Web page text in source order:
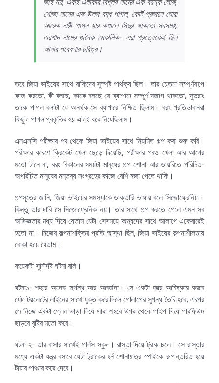
শোভা নামের এক উলঙ্গ বদ্ধ পাগল, কোর্ট প্রাঙ্গনে ঘোরা
আরেক নারী পাগল যার কপালে সিদুর থাকতো সবসময়,
এরশাদ নামের জনৈক মেকানিক– এরা প্রত্যেকেই ছিল
আমার গবেষণার চরিত্র।
তবে জিয়া ভাইয়ের সাথে বাকিদের সুস্পষ্ট পার্থক্য ছিল। তার চেতনা সম্পূর্ণরূপে
কাজ করতো, কী বলছে, কাকে বলছে সে ব্যাপারে সম্পূর্ণ সজাগ থাকতো, সুতরাং
তাকে পাগল বলাটা যে অনর্থক সে ব্যাপারে নিশ্চিত ছিলাম। বরং প্রতিভাবানরা
কিছুটা পাগল প্রকৃতির হয় এটাই ধরে নিয়েছিলাম।
এসএসসি পরীক্ষার পর থেকে জিয়া ভাইয়ের সাথে নিয়মিত গল্প করা শুরু করি।
পরীক্ষার কারণে ক্রিকেট খেলা ছেড়ে দিয়েছি, পরীক্ষার পরও খেলা আর আগের
মতো টানে না, বরং বিকালের সময়টা মানুষের গল্প শোনা আর ডায়রিতে পরিচিত-
অপরিচিত মানুষের মন্তব্য সংগ্রহের কাজে বেশি মজা পেতে থাকি।
গল্পসূত্রে জানি, জিয়া ভাইয়ের সমস্যাকে ডাক্তারি ভাষায় বলে সিজোফ্রেনিয়া।
কিন্তু তার দাবি সে সিজোফ্রেনিক নয়। তার সাথে গল্প করতে গেলে এমন সব
অভিজ্ঞতার মধ্য দিয়ে যেতাম যেটা সেসময়ে অন্যদের সাথে আলাপে একেবারেই
হতো না। নিজের কল্পনাশক্তির প্রতি আস্থা ছিল, জিয়া ভাইয়ের কল্পনাশীলতায়
বোকা হয়ে যেতাম।
কয়েকটা সুনির্দিষ্ট ঘটনা বলি।
ঘটনা১- শহরে অনেক দুর্গন্ধ আর আবর্জনা। সে একটা যন্ত্র আবিষ্কার করবে
যেটা টয়লেটের লাইনের সাথে যুক্ত করে দিলে গোলাপের সুগন্ধ তৈরি হবে, এরপর
সে নিজে একটা প্লেন ভাড়া নিয়ে সারা শহরে উপর থেকে পাইপ দিয়ে পারফিউম
ছাড়বে বৃষ্টির মতো করে।
ঘটনা ২- তার বাসার সাথেই গার্লস স্কুল। রাস্তা দিয়ে ট্রাক চলে। সে রাস্তার
মধ্যে একটা যন্ত্র বসাবে যেটা ট্রাকের হর্ন শোনামাত্র স্পাইকে রূপান্তরিত হয়ে
টায়ার পাঞ্চার করে দেবে।